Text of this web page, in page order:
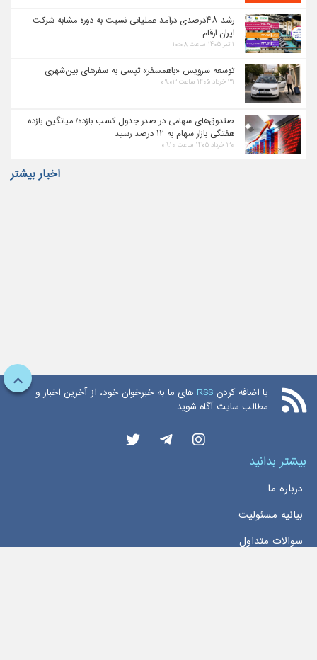
رشد ۴۸درصدی درآمد عملیاتی نسبت به دوره مشابه شرکت
ایران ارقام
۱ تیر ۱۴۰۵ ساعت ۱۰:۰۸
توسعه سرویس «باهمسفر» تپسی به سفرهای بین‌شهری
۳۱ خرداد ۱۴۰۵ ساعت ۰۹:۰۳
صندوق‌های سهامی در صدر جدول کسب بازده/ میانگین بازده
هفتگی بازار سهام به ۱۲ درصد رسید
۳۰ خرداد ۱۴۰۵ ساعت ۰۹:۱۰
اخبار بیشتر
با اضافه کردن RSS های ما به خبرخوان خود، از آخرین اخبار و
مطالب سایت آگاه شوید
بیشتر بدانید
درباره ما
بیانیه مسئولیت
سوالات متداول